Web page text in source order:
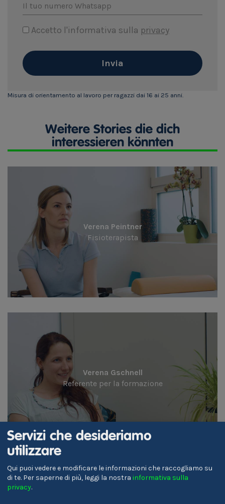
Il tuo numero Whatsapp
Accetto l'informativa sulla privacy
Invia
Misura di orientamento al lavoro per ragazzi dai 16 ai 25 anni.
Weitere Stories die dich
interessieren könnten
Verena Peintner
Fisioterapista
Verena Gschnell
Referente per la formazione
Servizi che desideriamo
utilizzare
Qui puoi vedere e modificare le informazioni che raccogliamo su
di te. Per saperne di più, leggi la nostra informativa sulla
privacy.